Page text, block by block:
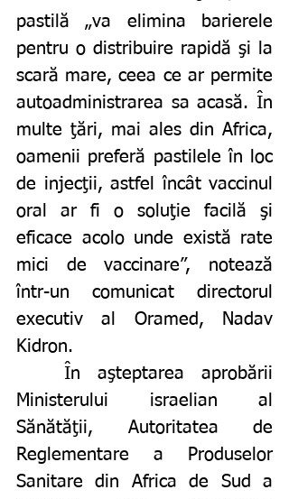
pastilă „va elimina barierele
pentru o distribuire rapidă şi la
scară mare, ceea ce ar permite
autoadministrarea sa acasă. În
multe ţări, mai ales din Africa,
oamenii preferă pastilele în loc
de injecţii, astfel încât vaccinul
oral ar fi o soluţie facilă şi
eficace acolo unde există rate
mici de vaccinare”, notează
într-un comunicat directorul
executiv al Oramed, Nadav
Kidron.
Ministerului israelian al
Sănătăţii, Autoritatea de
Reglementare a Produselor
Sanitare din Africa de Sud a